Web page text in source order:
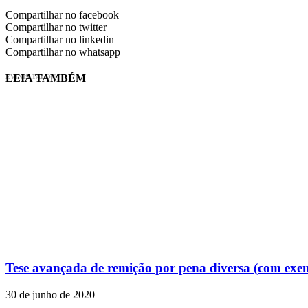
Compartilhar no facebook
Compartilhar no twitter
Compartilhar no linkedin
Compartilhar no whatsapp
EVINIS TALON
LEIA TAMBÉM
Tese avançada de remição por pena diversa (com
30 de junho de 2020